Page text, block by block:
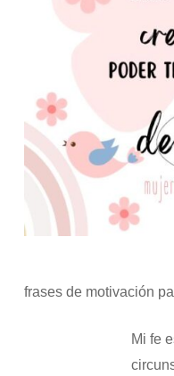
frases de motivación
Mi fe